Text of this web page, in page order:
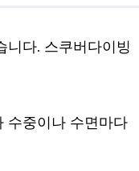
다. 스쿠버다이빙
수중이나 수면마다